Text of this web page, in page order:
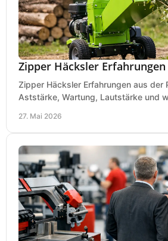
Zipper Häcksler
Zipper Häcksler Erfahrungen aus der
Aststärke, Wartung, Lautstärke und
27. Mai 2026